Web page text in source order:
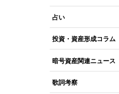
占い
投資・資産形成コラム
暗号資産関連ニュース
歌詞考察